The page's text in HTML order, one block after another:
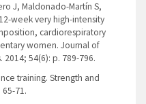
J, Maldonado-Martín S,
week very high-intensity
cardiorespiratory
women. Journal of
2014; 54(6): p. 789-796.
training. Strength and
71.